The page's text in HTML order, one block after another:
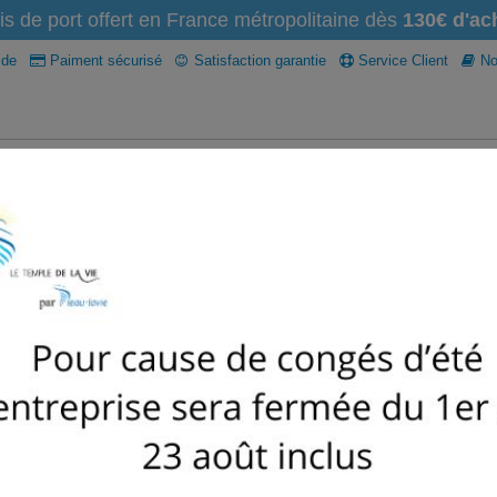
de port offert en France métropolitaine dès 130€
Paiment sécurisé Satisfaction garantie Service Client
Osmoseur domestique